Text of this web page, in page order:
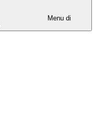
Menu di